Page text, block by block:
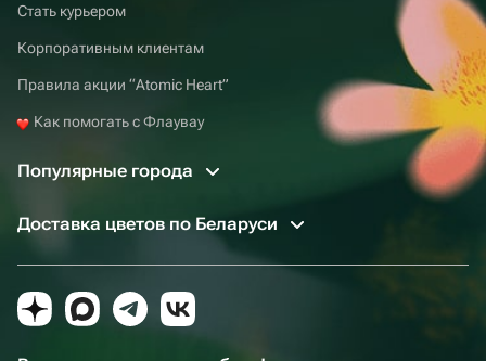
Стать курьером
Корпоративным клиентам
Правила акции “Atomic Heart”
Как помогать с Флаувау
Популярные города
Доставка цветов по Беларуси